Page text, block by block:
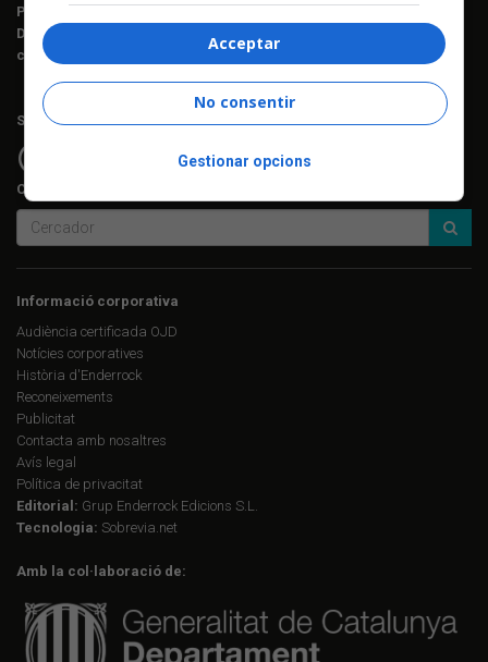
Publicitat i producció:
Direcció financera i administració:
c. Mallorca, 221, sobreàtic · 08008 Barcelona Tel. 93 237 08 05
Segueix-nos a:
Cerca a Enderrock.cat:
Informació corporativa
Audiència certificada OJD
Notícies corporatives
Història d'Enderrock
Reconeixements
Publicitat
Contacta amb nosaltres
Avís legal
Política de privacitat
Editorial: Grup Enderrock Edicions S.L.
Tecnologia: Sobrevia.net
Amb la col·laboració de:
Acceptar
No consentir
Gestionar opcions